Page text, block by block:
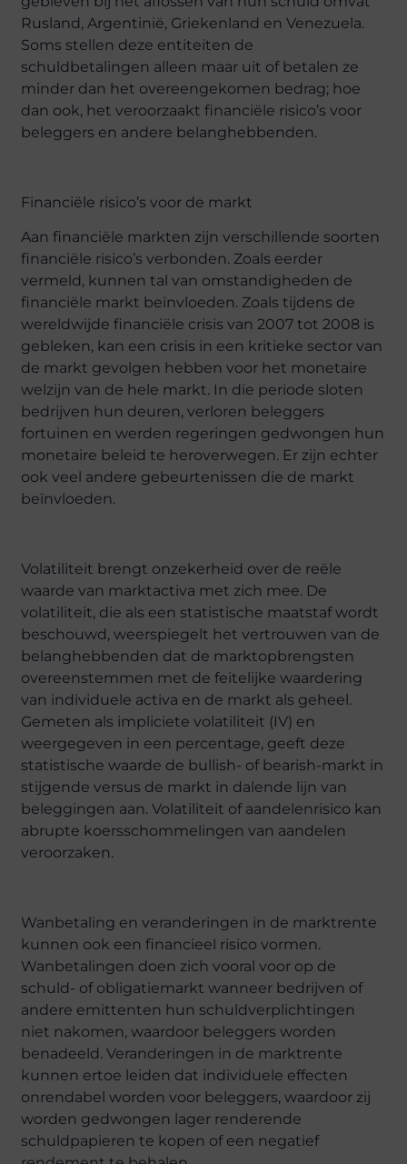
Rusland, Argentinië, Griekenland en Venezuela.
Soms stellen deze entiteiten de
schuldbetalingen alleen maar uit of betalen ze
minder dan het overeengekomen bedrag; hoe
dan ook, het veroorzaakt financiële risico’s voor
beleggers en andere belanghebbenden.
Financiële risico’s voor de markt
Aan financiële markten zijn verschillende soorten
financiële risico’s verbonden. Zoals eerder
vermeld, kunnen tal van omstandigheden de
financiële markt beïnvloeden. Zoals tijdens de
wereldwijde financiële crisis van 2007 tot 2008 is
gebleken, kan een crisis in een kritieke sector van
de markt gevolgen hebben voor het monetaire
welzijn van de hele markt. In die periode sloten
bedrijven hun deuren, verloren beleggers
fortuinen en werden regeringen gedwongen hun
monetaire beleid te heroverwegen. Er zijn echter
ook veel andere gebeurtenissen die de markt
beïnvloeden.
Volatiliteit brengt onzekerheid over de reële
waarde van marktactiva met zich mee. De
volatiliteit, die als een statistische maatstaf wordt
beschouwd, weerspiegelt het vertrouwen van de
belanghebbenden dat de marktopbrengsten
overeenstemmen met de feitelijke waardering
van individuele activa en de markt als geheel.
Gemeten als impliciete volatiliteit (IV) en
weergegeven in een percentage, geeft deze
statistische waarde de bullish- of bearish-markt in
stijgende versus de markt in dalende lijn van
beleggingen aan. Volatiliteit of aandelenrisico kan
abrupte koersschommelingen van aandelen
veroorzaken.
Wanbetaling en veranderingen in de marktrente
kunnen ook een financieel risico vormen.
Wanbetalingen doen zich vooral voor op de
schuld- of obligatiemarkt wanneer bedrijven of
andere emittenten hun schuldverplichtingen
niet nakomen, waardoor beleggers worden
benadeeld. Veranderingen in de marktrente
kunnen ertoe leiden dat individuele effecten
onrendabel worden voor beleggers, waardoor zij
worden gedwongen lager renderende
schuldpapieren te kopen of een negatief